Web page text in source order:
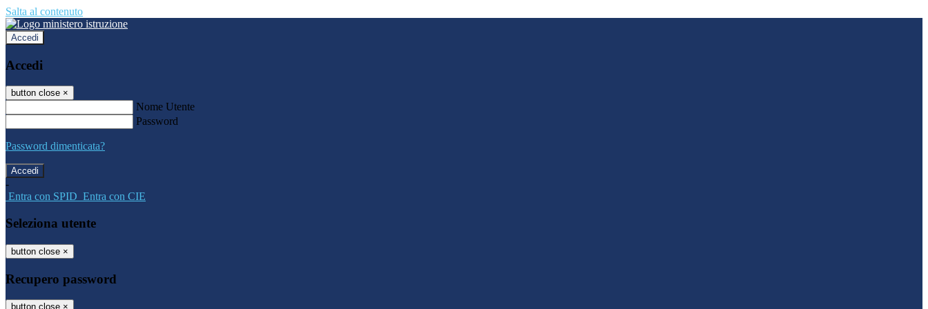
Salta al contenuto
Accedi
Accedi
button close ×
Nome Utente
Password
Password dimenticata?
-
Entra con SPID Entra con CIE
Seleziona utente
button close ×
Recupero password
button close ×